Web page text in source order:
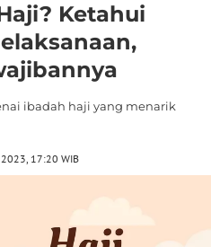
Ketahui
ibadah haji yang menarik
17:20 WIB